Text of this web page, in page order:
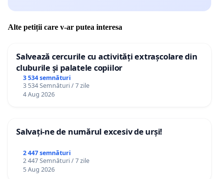
Alte petiții care v-ar putea interesa
Salvează cercurile cu activități extrașcolare din
cluburile și palatele copiilor
3 534 semnături
3 534 Semnături / 7 zile
4 Aug 2026
Salvați-ne de numărul excesiv de urși!
2 447 semnături
2 447 Semnături / 7 zile
5 Aug 2026